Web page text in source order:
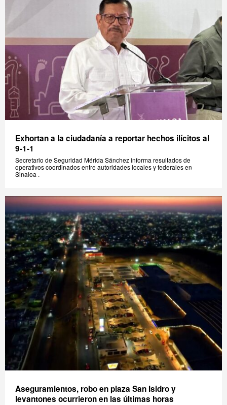
Exhortan a la ciudadanía a reportar hechos ilícitos al
9-1-1
Secretario de Seguridad Mérida Sánchez informa resultados de
operativos coordinados entre autoridades locales y federales en
Sinaloa .
Aseguramientos, robo en plaza San Isidro y
levantones ocurrieron en las últimas horas